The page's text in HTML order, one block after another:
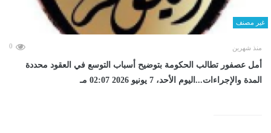
غير مصنف
منذ شهرين 0
أمل عصفور تطالب الحكومة بتوضيح أسباب التوسع في العقود محددة
المدة والإجراءات...اليوم الأحد، 7 يونيو 2026 02:07 مـ